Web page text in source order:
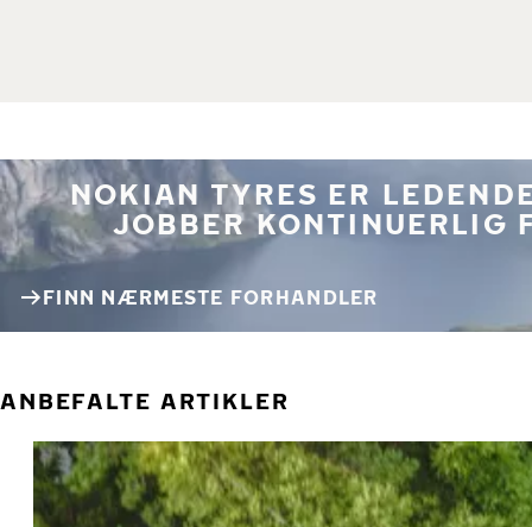
NOKIAN TYRES ER
JOBBER KONTINUERLIG
FINN NÆRMESTE FORHANDLER
ANBEFALTE ARTIKLER